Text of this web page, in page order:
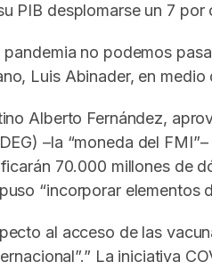
PIB desplomarse un 7
pandemia no podemos
Luis Abinader, en
Alberto Fernández,
–la “moneda del
70.000 millones de
“incorporar elementos
al acceso de las
La iniciativa